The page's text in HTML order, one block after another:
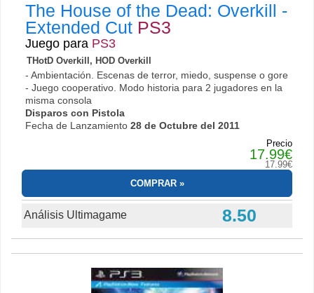
The House of the Dead: Overkill -
Extended Cut PS3
Juego para PS3
THotD Overkill, HOD Overkill
- Ambientación. Escenas de terror, miedo, suspense o gore
- Juego cooperativo. Modo historia para 2 jugadores en la
misma consola
Disparos con Pistola
Fecha de Lanzamiento 28 de Octubre del 2011
Precio
17.99€
17.99€
COMPRAR
Análisis Ultimagame 8.50